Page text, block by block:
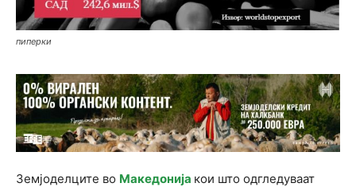
пиперки
Земјоделците во Македонија кои што одгледуваат